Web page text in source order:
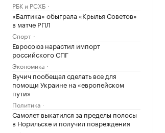
РБК и РСХБ
«Балтика» обыграла «Крылья Советов»
в матче РПЛ
Спорт
Евросоюз нарастил импорт
российского СПГ
Экономика
Вучич пообещал сделать все для
помощи Украине на «европейском
пути»
Политика
Самолет выкатился за пределы полосы
в Норильске и получил повреждения